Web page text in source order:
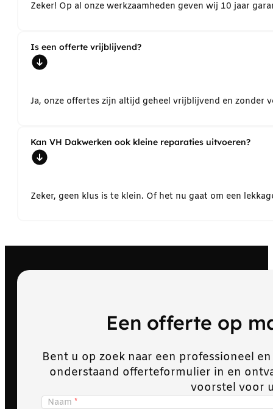
Zeker! Op al onze werkzaamheden geven wij 10 jaar
Is een offerte vrijblijvend?
Ja, onze offertes zijn altijd geheel vrijblijvend en
Kan VH Dakwerken ook kleine reparaties uitvoeren?
Zeker, geen klus is te klein. Of het nu gaat om een
Een offerte op
Bent u op zoek naar een professioneel
onderstaand offerteformulier in en
voorstel voor
Naam